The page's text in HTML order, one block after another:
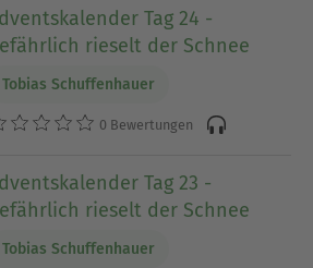
Tag 24 -
rieselt der Schnee
Tobias Schuffenhauer
0 Bewertungen
Tag 23 -
rieselt der Schnee
Tobias Schuffenhauer